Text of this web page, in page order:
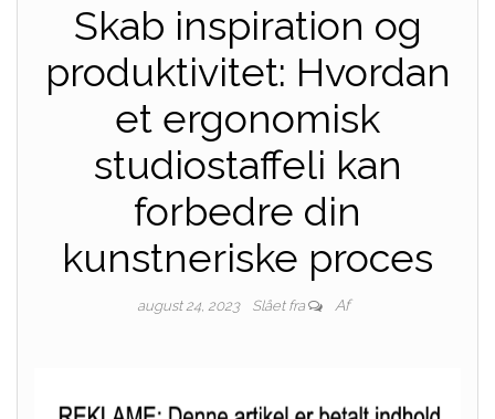
Skab inspiration og
produktivitet: Hvordan
et ergonomisk
studiostaffeli kan
forbedre din
kunstneriske proces
august 24, 2023 Slået fra Af